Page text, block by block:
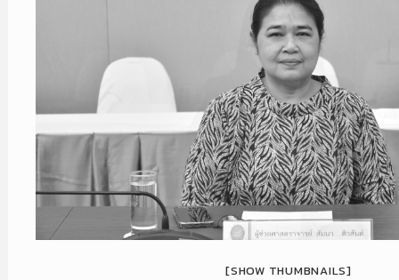
[SHOW THUMBNAILS]